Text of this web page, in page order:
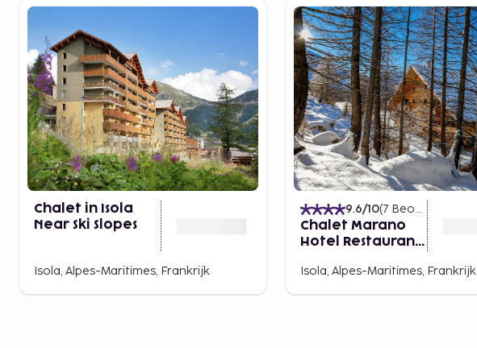
Chalet in Isola
Near Ski Slopes
Isola, Alpes-Maritimes, Frankrijk
9.6/10(7 Beoordelingen
Chalet Marano
Hotel Restaurant
Isola, Alpes-Maritimes, Frankrijk